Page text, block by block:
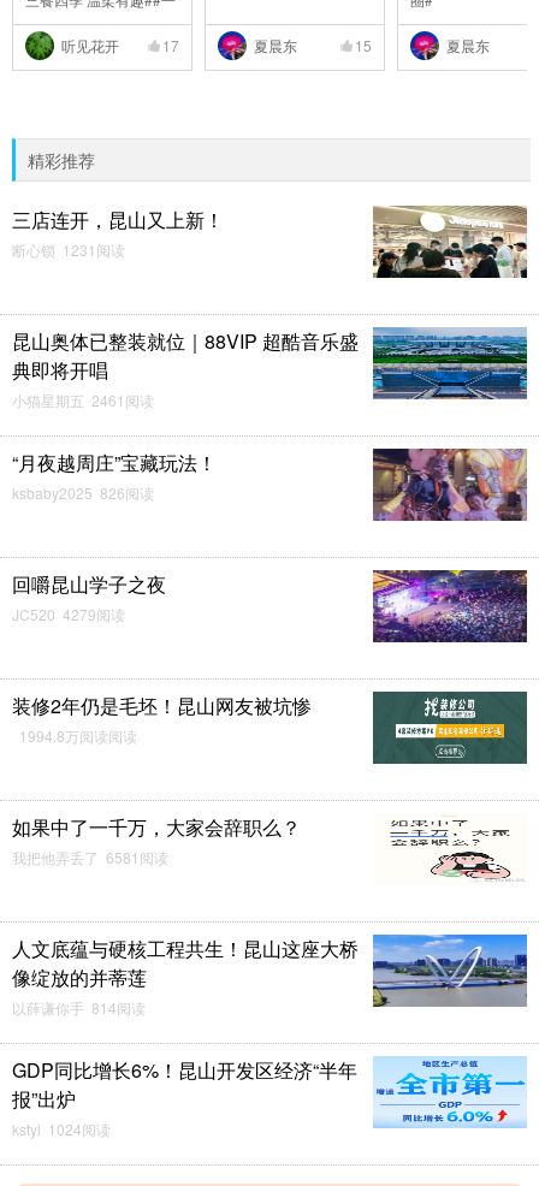
..
听见花开
17 夏晨东 15 夏晨东
精彩推荐
三店连开，昆山又上新！
断心锁 1231阅读
昆山奥体已整装就位｜88VIP 超酷音乐盛
典即将开唱
小猫星期五 2461阅读
“月夜越周庄”宝藏玩法！
ksbaby2025 826阅读
回嚼昆山学子之夜
JC520 4279阅读
装修2年仍是毛坯！昆山网友被坑惨
1994.8万阅读阅读
如果中了一千万，大家会辞职么？
我把他弄丢了 6581阅读
人文底蕴与硬核工程共生！昆山这座大桥
像绽放的并蒂莲
以薛谦你手 814阅读
GDP同比增长6%！昆山开发区经济“半年
报”出炉
kstyl 1024阅读